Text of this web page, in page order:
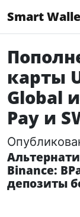
Smart
карты
Global
Pay и
Binance:
депозиты